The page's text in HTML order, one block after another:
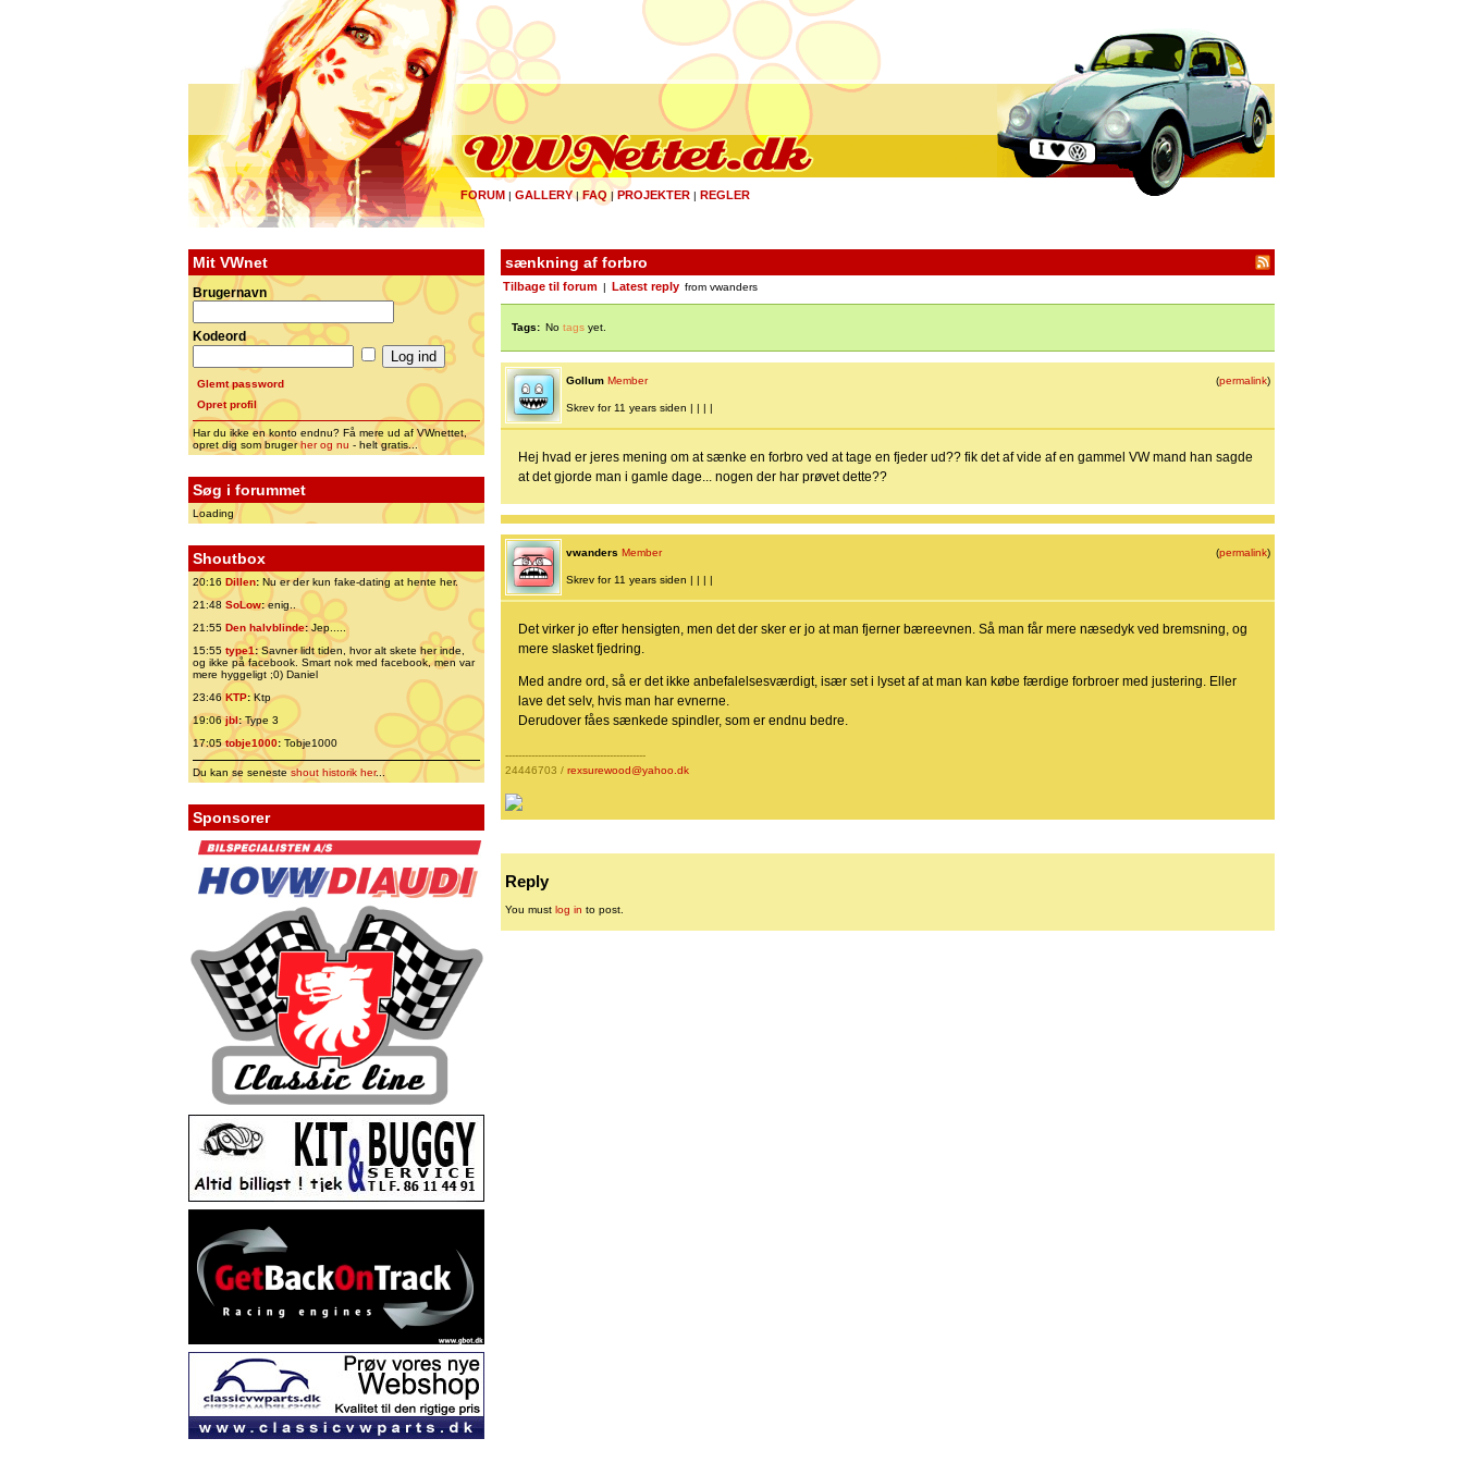
FORUM | GALLERY|FAQ | PROJEKTER | REGLER
Mit VWnet
Brugernavn
Kodeord
Glemt password
Opret profil
Har du ikke en konto endnu? Få mere ud af VWnettet,
opret dig som brugerher og nu - helt gratis...
Søg i forummet
Loading
Shoutbox
20:16 Dillen: Nu er der kun fake-dating at hente her.
21:48 SoLow:enig..
21:55 Den halvblinde:Jep.....
15:55 type1:Savner lidt tiden, hvor alt skete her inde,
og ikke på facebook. Smart nok med facebook, men var
mere hyggeligt ;0) Daniel
23:46 KTP:Ktp
19:06jbl:Type 3
17:05tobje1000: Tobje1000
Du kan se senesteshout historik her...
Sponsorer
sænkning af forbro
Tilbage til forum Latest reply from vwanders
Tags: No tags yet.
(permalink)
Gollum Member
Skrev for 11 years siden | | | |
Hej hvad er jeres mening om at sænke en forbro ved at tage en fjeder ud?? fik det af vide af en gammel VW mand han sagde
at det gjorde man i gamle dage... nogen der har prøvet dette??
(permalink)
vwanders Member
Skrev for 11 years siden | | | |
Det virker jo efter hensigten, men det der sker er jo at man fjerner bæreevnen. Så man får mere næsedyk ved bremsning, og
mere slasket fjedring.
Med andre ord, så er det ikke anbefalelsesværdigt, især set i lyset af at man kan købe færdige forbroer med justering. Eller
lave det selv, hvis man har evnerne.
Derudover fåes sænkede spindler, som er endnu bedre.
-------------------------------------------
24446703 / rexsurewood@yahoo.dk
Reply
You must log in to post.